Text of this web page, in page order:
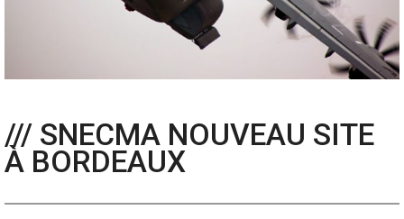
/// SNECMA NOUVEAU SITE
À BORDEAUX